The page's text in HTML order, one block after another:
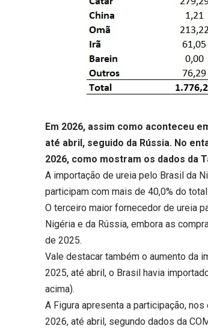
Em 2026, assim como aconteceu
até abril, seguido da Rússia. No
2026, como mostram os dados da
A importação de ureia pelo Brasil da
participam com mais de 40,0% do
O terceiro maior fornecedor de ureia
Nigéria e da Rússia, embora as
de 2025.
Vale destacar também o aumento da
2025, até abril, o Brasil havia
acima).
A Figura apresenta a participação,
2026, até abril, segundo dados da